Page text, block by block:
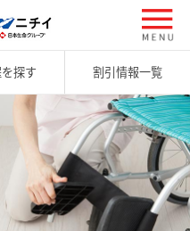
探す 割引情報一覧